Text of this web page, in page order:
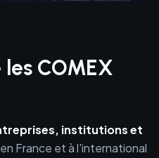
COMEX
institutions et
en France et à l'international